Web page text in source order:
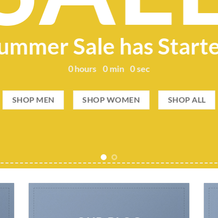
Sale has
0hours 0 min 0sec
SHOP MEN SHOP WOMEN SHOP ALL